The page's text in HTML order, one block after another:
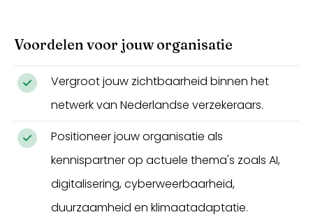
Voordelen voor jouw organisatie
Vergroot jouw zichtbaarheid binnen het
netwerk van Nederlandse verzekeraars.
Positioneer jouw organisatie als
kennispartner op actuele thema's zoals AI,
digitalisering, cyberweerbaarheid,
duurzaamheid en klimaatadaptatie.